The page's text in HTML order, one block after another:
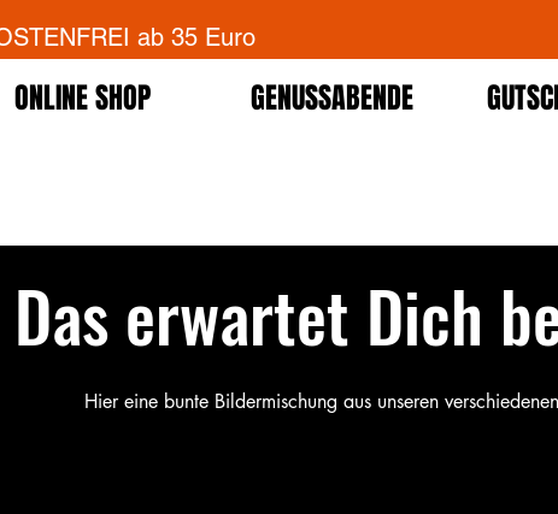
ab 35 Euro
ONLINE SHOP GENUSSABENDE
Das erwartet Dich
Hier eine bunte Bildermischung aus unseren